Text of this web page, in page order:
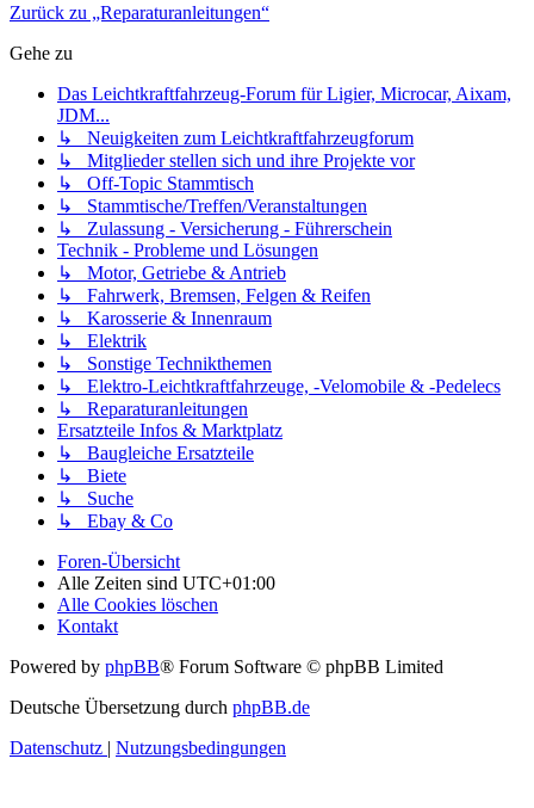
Zurück zu „Reparaturanleitungen“
Gehe zu
Das Leichtkraftfahrzeug-Forum für Ligier, Microcar, Aixam,
JDM...
↳ Neuigkeiten zum Leichtkraftfahrzeugforum
↳ Mitglieder stellen sich und ihre Projekte vor
↳ Off-Topic Stammtisch
↳ Stammtische/Treffen/Veranstaltungen
↳ Zulassung - Versicherung - Führerschein
Technik - Probleme und Lösungen
↳ Motor, Getriebe & Antrieb
↳ Fahrwerk, Bremsen, Felgen & Reifen
↳ Karosserie & Innenraum
↳ Elektrik
↳ Sonstige Technikthemen
↳ Elektro-Leichtkraftfahrzeuge, -Velomobile & -Pedelecs
↳ Reparaturanleitungen
Ersatzteile Infos & Marktplatz
↳ Baugleiche Ersatzteile
↳ Biete
↳ Suche
↳ Ebay & Co
Foren-Übersicht
Alle Zeiten sind UTC+01:00
Alle Cookies löschen
Kontakt
Powered by phpBB® Forum Software © phpBB Limited
Deutsche Übersetzung durch phpBB.de
Datenschutz | Nutzungsbedingungen